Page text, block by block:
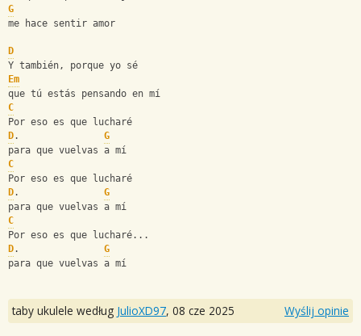
G
me hace sentir amor
D
Y también, porque yo sé
Em
que tú estás pensando en mí
C
Por eso es que lucharé
D. G
para que vuelvas a mí
C
Por eso es que lucharé
D. G
para que vuelvas a mí
C
Por eso es que lucharé...
D. G
para que vuelvas a mí
taby ukulele według JulioXD97, 08 cze 2025 Wyślij opinie